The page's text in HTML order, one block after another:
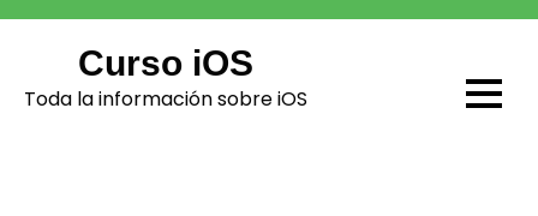
Skip
Curso iOS
Toda la información sobre iOS